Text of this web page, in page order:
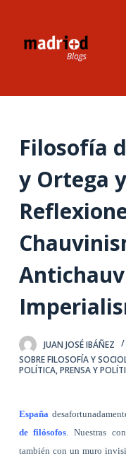
o
Filosofía
y Ortega
JUAN JOSÉ IBÁÑEZ
SOBRE FILOSOFÍA Y
POLÍTICA,PRENSA Y
España
de filósofos . Nuestras
también con un muro